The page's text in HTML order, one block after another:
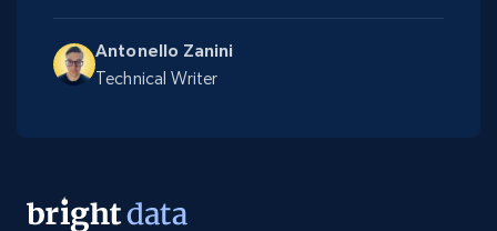
Antonello Zanini
Technical Writer